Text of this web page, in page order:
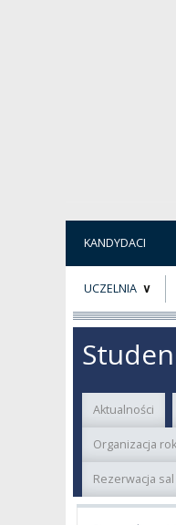
KANDYDACI
UCZELNIA
KADRA
Aktualności
Organizacja
Rezerwacja sal